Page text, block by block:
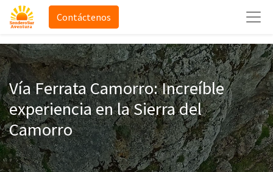
Contáctenos
Vía Ferrata Camorro: Increíble
experiencia en la Sierra del
Camorro